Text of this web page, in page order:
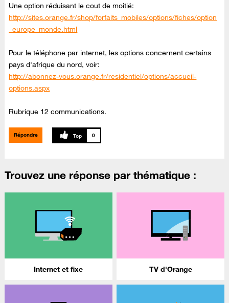
Une option réduisant le cout de moitié:
http://sites.orange.fr/shop/forfaits_mobiles/options/fiches/option
_europe_monde.html
Pour le téléphone par internet, les options concernent certains
pays d'afrique du nord, voir:
http://abonnez-vous.orange.fr/residentiel/options/accueil-
options.aspx
Rubrique 12 communications.
Répondre 0
Trouvez une réponse par thématique :
Internet et fixe TV d'Orange